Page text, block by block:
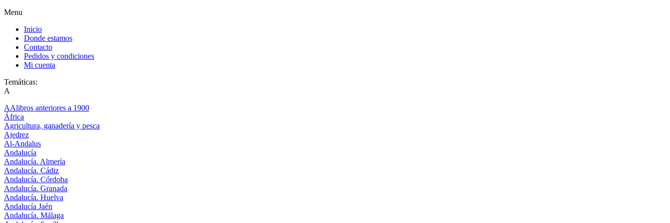
Menu
Inicio
Donde estamos
Contacto
Pedidos y condiciones
Mi cuenta
Temáticas:
A
AAlibros anteriores a 1900
África
Agricultura, ganadería y pesca
Ajedrez
Al-Andalus
Andalucía
Andalucía. Almería
Andalucía. Cádiz
Andalucía. Córdoba
Andalucía. Granada
Andalucía. Huelva
Andalucía Jaén
Andalucía. Málaga